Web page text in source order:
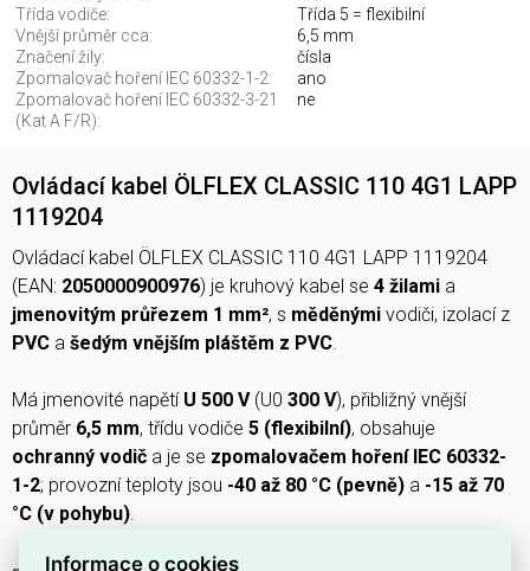
Třída vodiče:
Třída 5 = flexibilní
Vnější průměr cca:
6,5 mm
Značení žily:
čísla
Zpomalovač hoření IEC 60332-1-2:
ano
Zpomalovač hoření IEC 60332-3-21
(Kat A F/R):
ne
Ovládací kabel ÖLFLEX CLASSIC 110 4G1 LAPP
1119204
Ovládací kabel ÖLFLEX CLASSIC 110 4G1 LAPP 1119204
(EAN: 2050000900976) je kruhový kabel se 4 žilami a
jmenovitým průřezem 1 mm², s měděnými vodiči, izolací z
PVC a šedým vnějším pláštěm z PVC.
Má jmenovité napětí U 500 V(U0 300 V), přibližný vnější
průměr 6,5 mm, třídu vodiče 5 (flexibilní), obsahuje
ochranný vodič a je se zpomalovačem hoření IEC 60332-
1-2; provozní teploty jsou -40 až 80 °C (pevně) a -15 až 70
°C (v pohybu).
Informace o cookies